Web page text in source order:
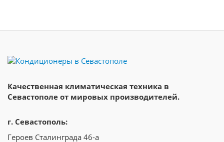
Качественная климатическая техника в
Севастополе от мировых производителей.
г. Севастополь:
Героев Сталинграда 46-а